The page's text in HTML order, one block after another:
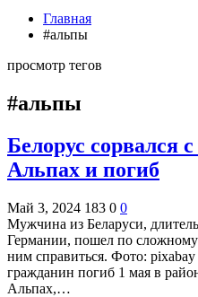
Главная
#альпы
просмотр тегов
#альпы
Белорус сорвался
Альпах и погиб
Май 3, 2024 183 0 0
Мужчина из Беларуси,
Германии, пошел по
ним справиться. Фото:
гражданин погиб 1 мая в
Альпах,…